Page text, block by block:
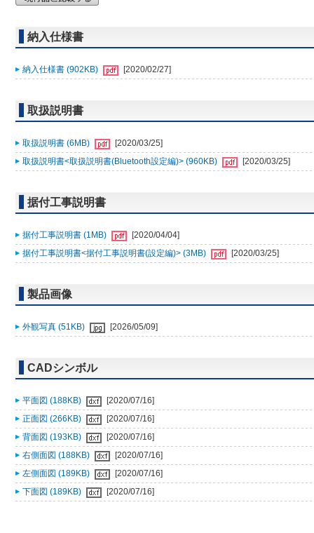
納入仕様書
納入仕様書 (902KB) [2020/02/27]
取扱説明書
取扱説明書 (6MB)
[2020/03/25]
取扱説明書<取扱説明書(Bluetooth設定編)> (960KB)
[2020/03/25]
据付工事説明書
据付工事説明書 (1MB)
[2020/04/04]
据付工事説明書<据付工事説明書(設定編)> (3MB)
[2020/03/25]
製品画像
外観写真 (51KB) [2026/05/09]
CADシンボル
平面図 (188KB)
[2020/07/16]
正面図 (266KB)
[2020/07/16]
背面図 (193KB)
[2020/07/16]
右側面図 (188KB)
[2020/07/16]
左側面図 (189KB)
[2020/07/16]
下面図 (189KB)
[2020/07/16]